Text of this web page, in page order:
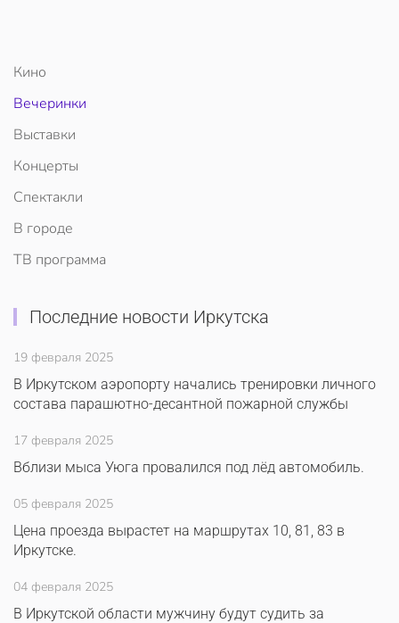
Кино
Вечеринки
Выставки
Концерты
Спектакли
В городе
ТВ программа
Последние новости Иркутска
19 февраля 2025
В Иркутском аэропорту начались тренировки личного
состава парашютно-десантной пожарной службы
17 февраля 2025
Вблизи мыса Уюга провалился под лёд автомобиль.
05 февраля 2025
Цена проезда вырастет на маршрутах 10, 81, 83 в
Иркутске.
04 февраля 2025
В Иркутской области мужчину будут судить за